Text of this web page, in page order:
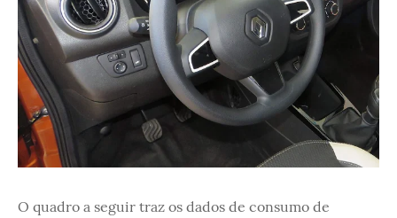
O quadro a seguir traz os dados de consumo de